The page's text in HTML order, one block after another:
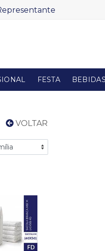
FESTA
VOLTAR